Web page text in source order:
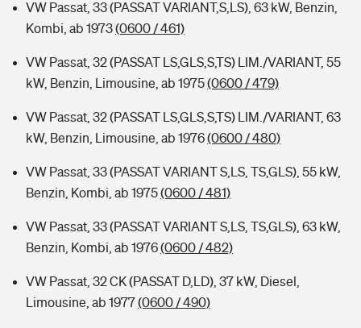
VW Passat, 33 (PASSAT VARIANT,S,LS), 63 kW, Benzin,
Kombi, ab 1973(0600 / 461)
VW Passat, 32 (PASSAT LS,GLS,S,TS) LIM./VARIANT, 55
kW, Benzin, Limousine, ab 1975(0600 / 479)
VW Passat, 32 (PASSAT LS,GLS,S,TS) LIM./VARIANT, 63
kW, Benzin, Limousine, ab 1976(0600 / 480)
VW Passat, 33 (PASSAT VARIANT S,LS, TS,GLS), 55 kW,
Benzin, Kombi, ab 1975(0600 / 481)
VW Passat, 33 (PASSAT VARIANT S,LS, TS,GLS), 63 kW,
Benzin, Kombi, ab 1976(0600 / 482)
VW Passat, 32 CK (PASSAT D,LD), 37 kW, Diesel,
Limousine, ab 1977(0600 / 490)